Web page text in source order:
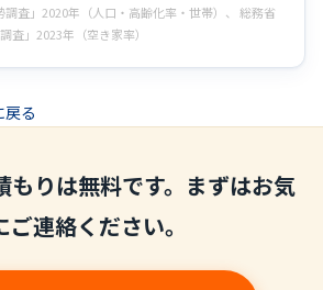
調査」2020年（人口・高齢化率・世帯）、 総務省
査」2023年（空き家率）
る
もりは無料です。まずはお気
ご連絡ください。